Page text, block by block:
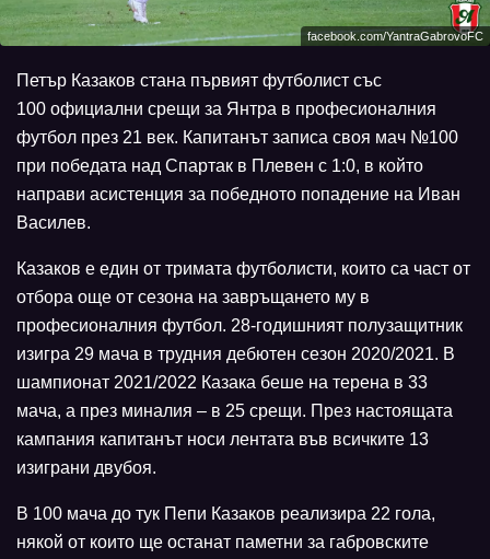
facebook.com/YantraGabrovoFC
Петър Казаков стана първият футболист със
100 официални срещи за Янтра в професионалния
футбол през 21 век. Капитанът записа своя мач №100
при победата над Спартак в Плевен с 1:0, в който
направи асистенция за победното попадение на Иван
Василев.
Казаков е един от тримата футболисти, които са част от
отбора още от сезона на завръщането му в
професионалния футбол. 28-годишният полузащитник
изигра 29 мача в трудния дебютен сезон 2020/2021. В
шампионат 2021/2022 Казака беше на терена в 33
мача, а през миналия – в 25 срещи. През настоящата
кампания капитанът носи лентата във всичките 13
изиграни двубоя.
В 100 мача до тук Пепи Казаков реализира 22 гола,
някой от които ще останат паметни за габровските